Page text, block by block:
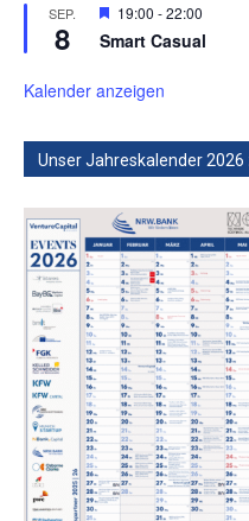
SEP.
8
Hervorgehoben
19:00 -22:00
Smart Casual
Kalender anzeigen
Unser Jahreskalender 2026